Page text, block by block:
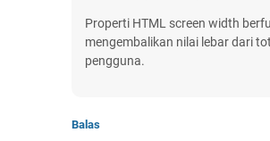
Properti HTML screen width
mengembalikan nilai lebar dari
pengguna.
Balas